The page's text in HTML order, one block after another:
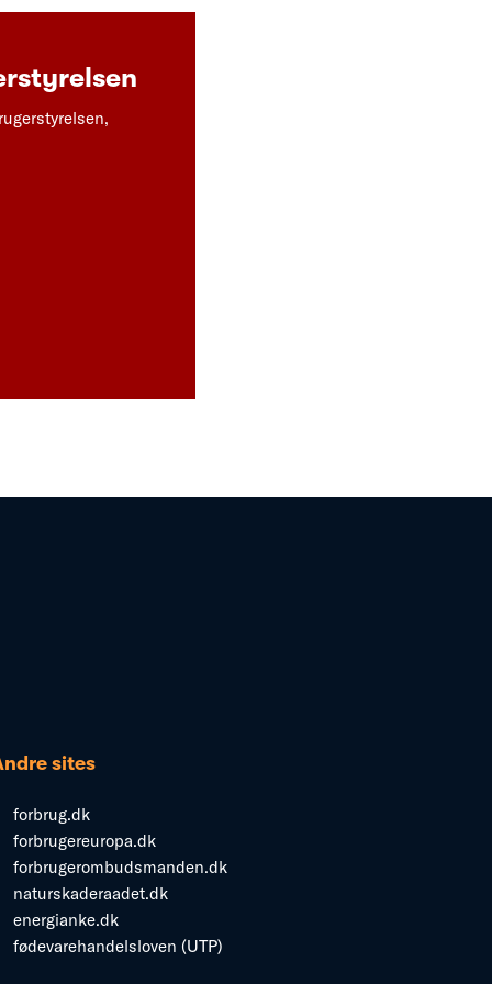
sites
forbrug.dk
forbrugereuropa.dk
forbrugerombudsmanden.dk
naturskaderaadet.dk
energianke.dk
fødevarehandelsloven (UTP)